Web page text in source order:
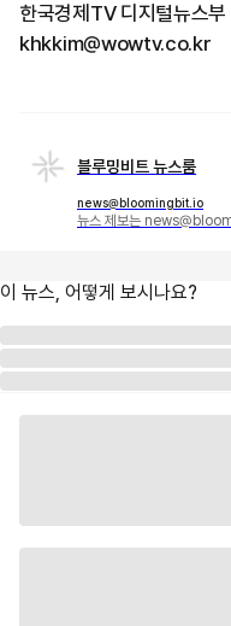
한국경제TV 디지털뉴스
khkkim@wowtv.co.kr
블루밍비트 뉴스룸
news@bloomingbit.io
뉴스 제보는
이 뉴스, 어떻게 보시나요?